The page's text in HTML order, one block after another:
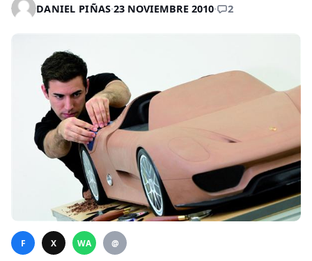
DANIEL PIÑAS·23 NOVIEMBRE 2010· 2
F X WA @